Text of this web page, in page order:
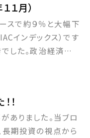
は、優秀な企業経
します。以下に2 […]
１月）
スで約９％と大幅下
インデックス）です
した。政治経済面
プ大統領への攻勢
州では英国のEU離
[…]
！
ありました。当ブロ
長期投資の視点から